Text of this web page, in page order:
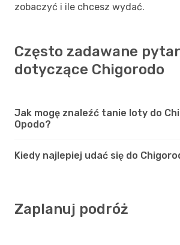
zobaczyć i ile chcesz wydać.
Często zadawane
dotyczące Chigorodo
Jak mogę znaleźć tanie loty do
Opodo?
Kiedy najlepiej udać się do
Zaplanuj podróż